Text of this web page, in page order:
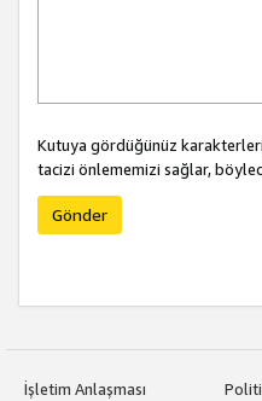
Kutuya gördüğünüz
tacizi önlememizi sağlar,
Gönder
İşletim Anlaşması